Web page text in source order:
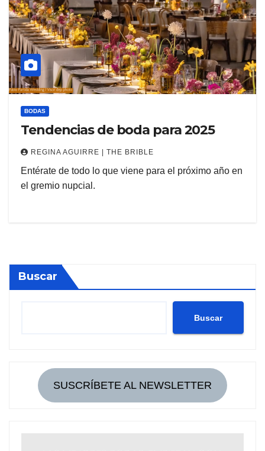
BODAS
Tendencias de boda para 2025
REGINA AGUIRRE | THE BRIBLE
Entérate de todo lo que viene para el próximo año en
el gremio nupcial.
Buscar
Buscar
SUSCRÍBETE AL NEWSLETTER